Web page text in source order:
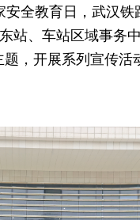
安全教育日，武汉
站、车站区域事务
题，开展系列宣传